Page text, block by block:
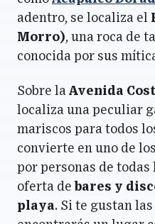
adentro, se localiza el
Morro), una roca de
conocida por sus
Sobre la Avenida
localiza una peculiar
mariscos para todos
convierte en uno de
por personas de todas
oferta de bares y
playa. Si te gustan